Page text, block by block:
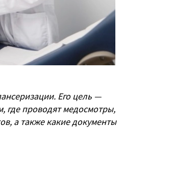
Его цель —
где проводят медосмотры,
а также какие документы